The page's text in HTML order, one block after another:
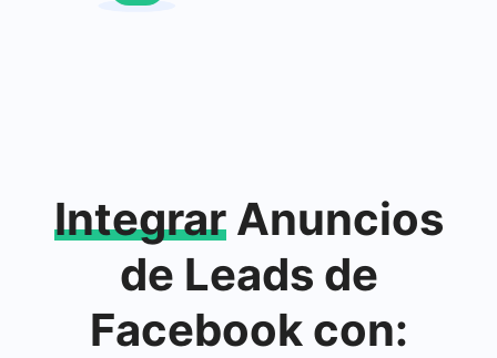
IntegrarAnuncios
de Leads de
Facebook con: